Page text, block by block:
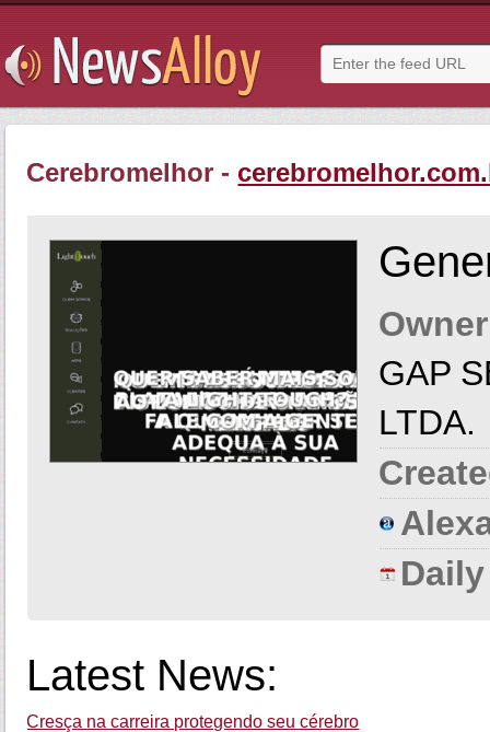
Cerebromelhor -
GAP
LTDA.
Latest News:
Cresça na carreira protegendo seu cérebro